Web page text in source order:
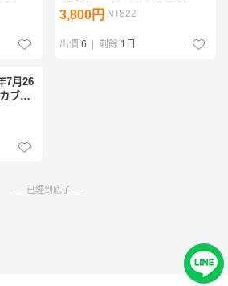
系
幼虫 HiroKa系血統 × OAKS系
血統
3,800円 NT822
出價 6 剩餘 1日
7月26
ブト
系
— 已經到底了 —